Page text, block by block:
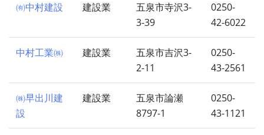
㈲中村建設 建設業
五泉市寺沢3-
3-39
0250-
42-6022
中村工業㈱ 建設業
五泉市吉沢3-
2-11
0250-
43-2561
㈱早出川建
設
建設業
五泉市論瀬
8797-1
0250-
43-1121